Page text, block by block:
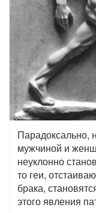
Парадоксально,
мужчиной и
неуклонно
то геи,
брака,
этого явления